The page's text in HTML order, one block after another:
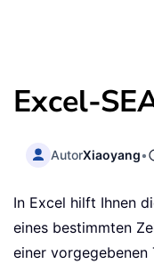
Excel-
AutorXiaoyang•
In Excel hilft Ihnen
eines bestimmten
einer